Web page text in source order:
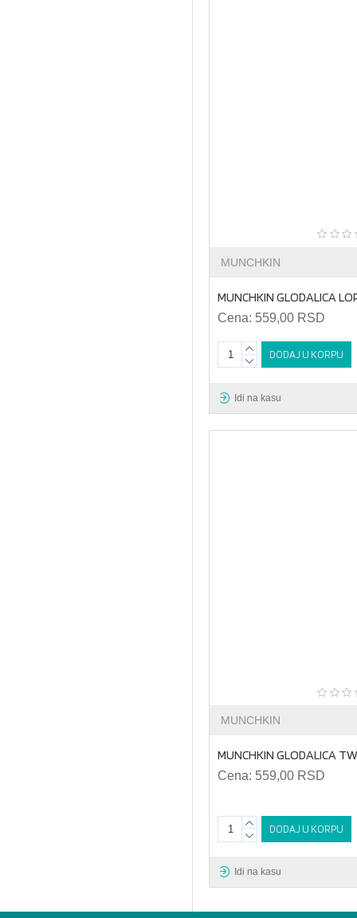
MUNCHKIN
MUNCHKIN GLODALICA
Cena: 559,00 RSD
DODAJ U KORPU
Idi na kasu
MUNCHKIN
MUNCHKIN GLODALICA
Cena: 559,00 RSD
DODAJ U KORPU
Idi na kasu